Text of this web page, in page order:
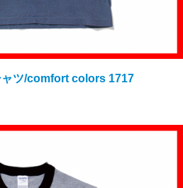
ツ/comfort colors 1717